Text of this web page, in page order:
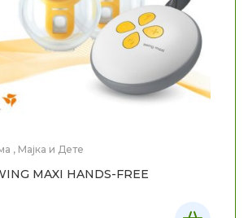
, Мајка и Дете
MAXI HANDS-FREE